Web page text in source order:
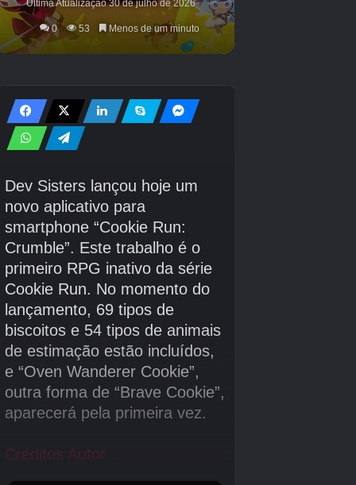
Não deixe de ler nossas notícias sobre a data
de lançamento do Pokémon Champions para
Android.
Créditos Autor